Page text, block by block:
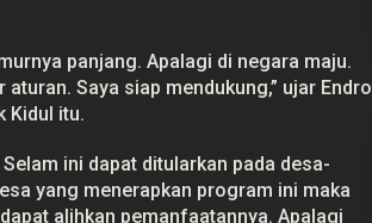
panjang. Apalagi di negara maju.
Saya siap mendukung,” ujar Endro
Kidul itu.
ini dapat ditularkan pada desa-
yang menerapkan program ini maka
alihkan pemanfaatannya. Apalagi